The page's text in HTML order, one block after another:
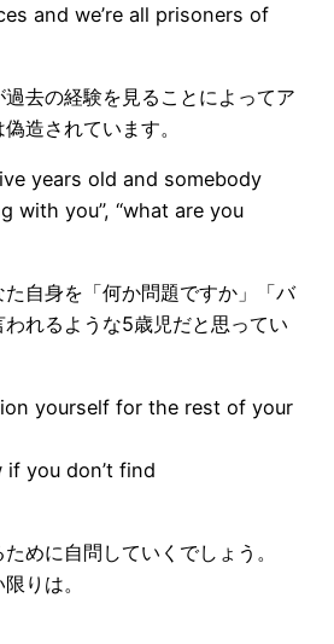
and we’re all prisoners of
去の経験を見ることによってア
偽造されています。
years old and somebody
with you”, “what are you
自身を「何か問題ですか」「バ
れるような5歳児だと思ってい
yourself for the rest of your
if you don’t find
めに自問していくでしょう。
りは。